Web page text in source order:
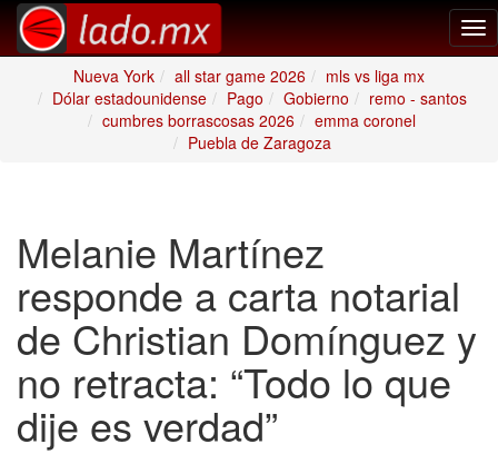
Nueva York
all star game 2026
mls vs liga mx
Dólar estadounidense
Pago Gobierno
remo - santos
cumbres borrascosas 2026
emma coronel
Puebla de Zaragoza
Melanie Martínez
responde a carta notarial
de Christian Domínguez y
no retracta: “Todo lo que
dije es verdad”